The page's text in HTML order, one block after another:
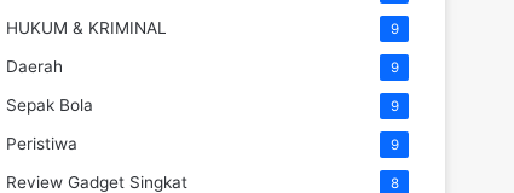
HUKUM & KRIMINAL 9
Daerah 9
Sepak Bola 9
Peristiwa 9
Review Gadget Singkat 8